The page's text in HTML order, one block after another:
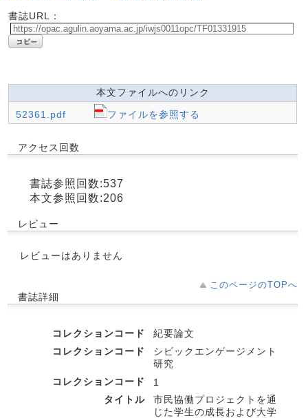
書誌URL：
本文ファイルへのリンク
52361.pdf
ファイルを参照する
アクセス回数
書誌参照回数:537
本文参照回数:206
レビュー
レビューはありません
このページのTOPへ
書誌詳細
コレクションコード
紀要論文
コレクションコード
シビックエンゲージメント
研究
コレクションコード
1
タイトル
市民協働プロジェクトを通
じた学生の成長および大学